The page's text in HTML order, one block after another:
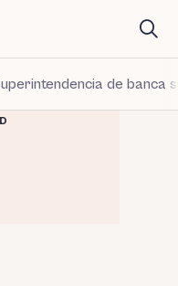
de banca